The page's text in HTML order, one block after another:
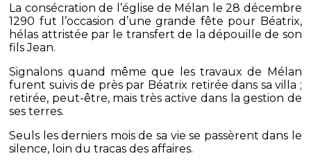
La consécration de l’église de Mélan le 28 décembre
1290 fut l’occasion d’une grande fête pour Béatrix,
hélas attristée par le transfert de la dépouille de son
fils Jean.
Signalons quand même que les travaux de Mélan
furent suivis de près par Béatrix retirée dans sa villa ;
retirée, peut-être, mais très active dans la gestion de
ses terres.
Seuls les derniers mois de sa vie se passèrent dans le
silence, loin du tracas des affaires.